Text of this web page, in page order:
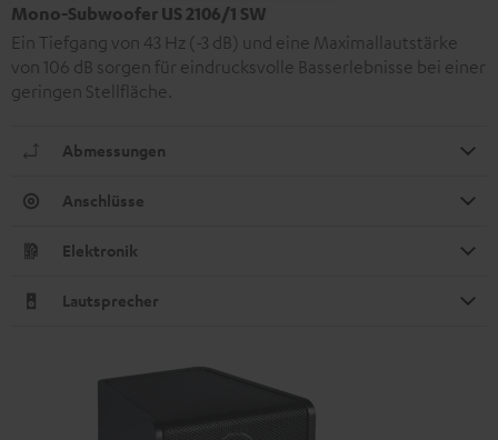
Mono-Subwoofer US 2106/1 SW
Ein Tiefgang von 43 Hz (-3 dB) und eine Maximallautstärke
von 106 dB sorgen für eindrucksvolle Basserlebnisse bei einer
geringen Stellfläche.
Abmessungen
Anschlüsse
Elektronik
Lautsprecher